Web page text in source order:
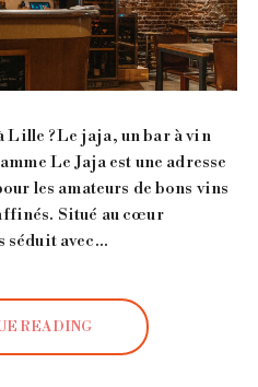
Lille ?Le jaja, un bar à vin
Le Jaja est une adresse
les amateurs de bons vins
Situé au cœur
séduit avec…
READING